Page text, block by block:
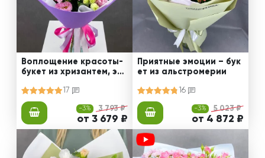
Воплощение красоты-
букет из хризантем, эус
17
-3% 3 793 ₽
от 3 679 ₽
Приятные эмоции – бук
ет из альстромерии
16
-3% 5 023 ₽
от 4 872 ₽